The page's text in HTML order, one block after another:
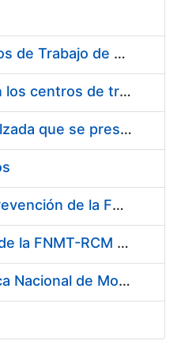
Suministro de Protectores Auditivos a medida para las personas trabajadoras de los Centros de Trabajo de Madrid y Burgos
Suministro de gafas graduadas antiproyecciones para los trabajadores de la FNMT-RCM en los centros de trabajo de Madrid y Burgos
Servicios de una empresa externa para el asesoramiento y resolución de los recursos de alzada que se presentan relacionados con procesos de selección para la FNMT-RCM
Servicio de Calibración y Verificación Externa de los Equipos de Medición del Servicio de Prevención de la FNMT-RCM
Conexión mediante Fibra Óptica de los Centros de Proceso de Datos (CPDs) de las sedes de la FNMT-RCM de Burgos y Madrid
Contratación de acuerdo marco para el Suministro de Material de Electricidad para la Fábrica Nacional de Moneda y Timbre-Real Casa de la Moneda en su centro de trabajo de Burgos